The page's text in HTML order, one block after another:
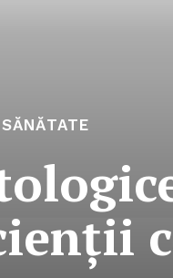
SĂNĂTATE